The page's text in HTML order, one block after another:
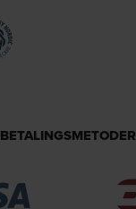
BETALINGSMETODER